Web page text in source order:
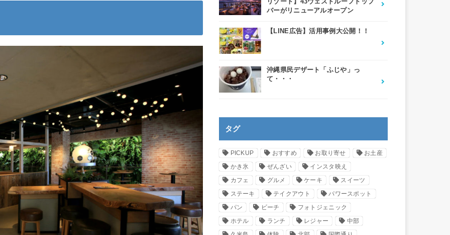
バーがリニューアルオープン
【LINE広告】活用事例大公開！！
沖縄県民デザート「ふじや」っ
て・・・
タグ
PICKUP おすすめ お取り寄せ
お土産
かき氷
ぜんざい
インスタ映え
カフェ
グルメ ケーキ
スイーツ
ステーキ
テイクアウト
パワースポット
パン
ビーチ
フォトジェニック
ホテル
ランチ レジャー
中部